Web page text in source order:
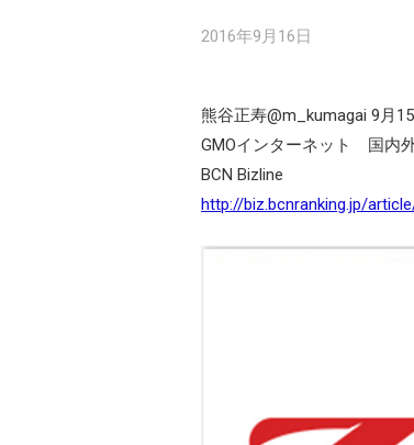
2016年9月16日
熊谷正寿@m_kumagai 9月
GMOインターネット 国内
BCN Bizline
http://biz.bcnranking.jp/